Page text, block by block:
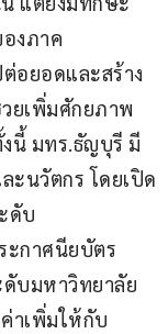
งภาค
อยอดและสร้าง
ยเพิ่มศักยภาพ
นี้ มทร.ธัญบุรี มี
นวัตกร โดยเปิด
ดับ
ะกาศนียบัตร
บมหาวิทยาลัย
าเพิ่มให้กับ